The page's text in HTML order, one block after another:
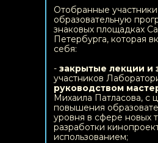
Отобранные
образовательную
знаковых площадках
Петербурга, которая
себя:
- закрытые лекции и
участников
руководством
Михаила Патласова, с
повышения
уровня в сфере новых
разработки
использованием;